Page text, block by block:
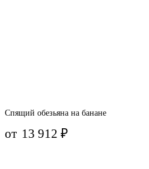
Спящий обезьяна на банане
от 13 912₽